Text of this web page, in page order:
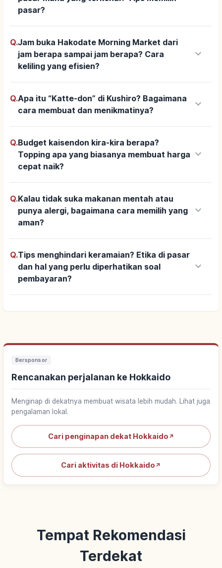
pasar?
Q.Jam buka Hakodate Morning Market dari
jam berapa sampai jam berapa? Cara
keliling yang efisien?
keyboard_arrow_down
Q.Apa itu “Katte-don” di Kushiro? Bagaimana
cara membuat dan menikmatinya?
keyboard_arrow_down
Q.Budget kaisendon kira-kira berapa?
Topping apa yang biasanya membuat harga
cepat naik?
keyboard_arrow_down
Q.Kalau tidak suka makanan mentah atau
punya alergi, bagaimana cara memilih yang
aman?
keyboard_arrow_down
Q.Tips menghindari keramaian? Etika di pasar
dan hal yang perlu diperhatikan soal
pembayaran?
keyboard_arrow_down
Bersponsor
Rencanakan perjalanan ke Hokkaido
Menginap di dekatnya membuat wisata lebih mudah. Lihat juga
pengalaman lokal.
Cari penginapan dekat Hokkaido ↗
Cari aktivitas di Hokkaido ↗
Tempat Rekomendasi
Terdekat